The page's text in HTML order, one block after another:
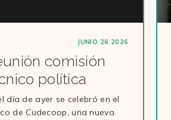
JUNIO 26 2026
comisión
política
día de ayer se celebró en el
de Cudecoop, una nueva